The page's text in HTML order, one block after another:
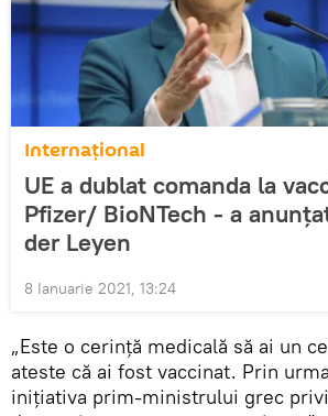
Internaţional
UE a dublat comanda la
Pfizer/ BioNTech - a
der Leyen
8 Ianuarie 2021, 13:24
„Este o cerință medicală să ai un
ateste că ai fost vaccinat. Prin
inițiativa prim-ministrului grec